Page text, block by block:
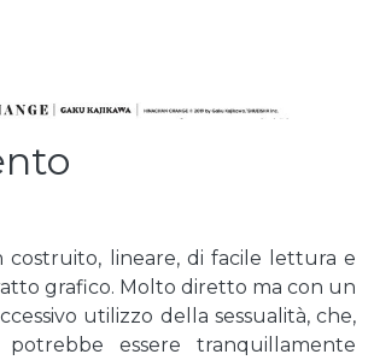
costruito, lineare, di facile lettura e
grafico. Molto diretto ma con un
utilizzo della sessualità, che,
essere tranquillamente